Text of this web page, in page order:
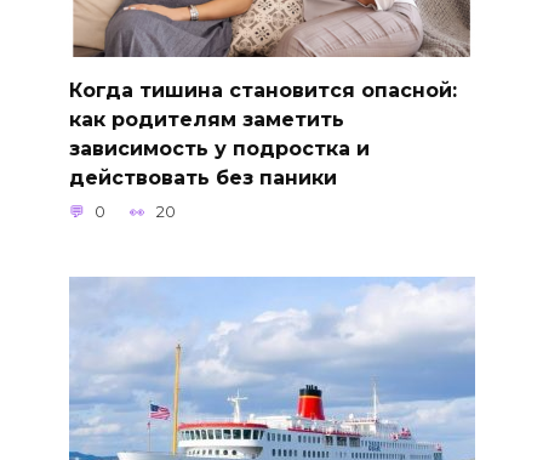
Когда тишина становится опасной:
как родителям заметить
зависимость у подростка и
действовать без паники
0 20